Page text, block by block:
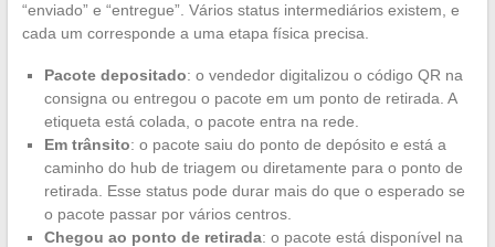
“enviado” e “entregue”. Vários status intermediários existem, e
cada um corresponde a uma etapa física precisa.
Pacote depositado: o vendedor digitalizou o código QR na
consigna ou entregou o pacote em um ponto de retirada. A
etiqueta está colada, o pacote entra na rede.
Em trânsito: o pacote saiu do ponto de depósito e está a
caminho do hub de triagem ou diretamente para o ponto de
retirada. Esse status pode durar mais do que o esperado se
o pacote passar por vários centros.
Chegou ao ponto de retirada: o pacote está disponível na